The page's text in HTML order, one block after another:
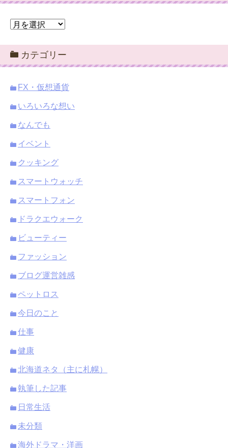
ア
カ
イ
ブ
カテゴリー
FX・仮想通貨
いろいろな想い
なんでも
イベント
クッキング
スマートウォッチ
スマートフォン
ドラクエウォーク
ビューティー
ファッション
ブログ運営雑感
ペットロス
今日のこと
仕事
健康
北海道ネタ（主に札幌）
執筆した記事
日常生活
未分類
海外ドラマ・洋画